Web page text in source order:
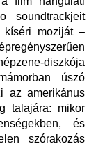
soundtrackjeit
kíséri moziját –
diszkója
úszó
az amerikánus
talajára: mikor
és
szórakozás